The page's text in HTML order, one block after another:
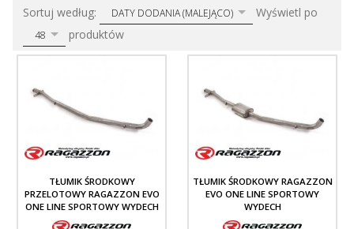
Sortuj według: sortDATY DODANIA (MALEJĄCO) Wyświetl po
48 produktów
TŁUMIK ŚRODKOWY
PRZELOTOWY RAGAZZON EVO
ONE LINE SPORTOWY WYDECH
TŁUMIK ŚRODKOWY RAGAZZON
EVO ONE LINE SPORTOWY
WYDECH